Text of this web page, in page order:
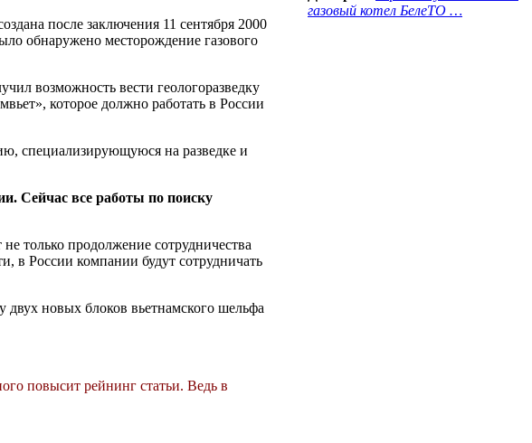
после заключения 11 сентября 2000
обнаружено месторождение газового
возможность вести геологоразведку
которое должно работать в России
специализирующуюся на разведке и
Сейчас все работы по поиску
только продолжение сотрудничества
в России компании будут сотрудничать
новых блоков вьетнамского шельфа
повысит рейнинг статьи. Ведь в
газовый котел БелеТО …